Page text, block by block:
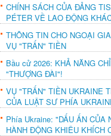
CHÍNH SÁCH CỦA ĐẢNG
PÉTER VỀ LAO ĐỘNG
THÔNG TIN CHO NGOẠI
VỤ "TRẤN" TIỀN
Bầu cử 2026: KHẢ NĂNG
"THƯỢNG ĐÀI"!
VỤ "TRẤN" TIỀN UKRAINE
CỦA LUẬT SƯ PHÍA
Phía Ukraine: "DẤU ẤN CỦA
HÀNH ĐỘNG KHIÊU KHÍCH